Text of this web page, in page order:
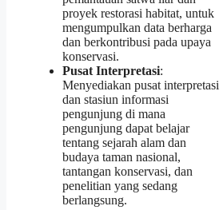
proyek restorasi habitat, untuk
mengumpulkan data berharga
dan berkontribusi pada upaya
konservasi.
Pusat Interpretasi:
Menyediakan pusat interpretasi
dan stasiun informasi
pengunjung di mana
pengunjung dapat belajar
tentang sejarah alam dan
budaya taman nasional,
tantangan konservasi, dan
penelitian yang sedang
berlangsung.